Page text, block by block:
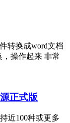
转换成word文档
操作起来 非常
正式版
近100种或更多